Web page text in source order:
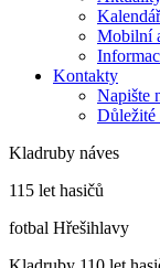
Mobilní
Kontakty
Napište
Důležité
Kladruby náves
115 let hasičů
fotbal Hřešihlavy